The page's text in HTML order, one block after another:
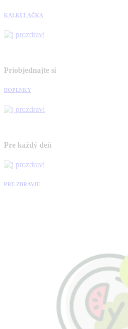
KALKULAČKA
Priobjednajte si
DOPLNKY
Pre každý deň
PRE ZDRAVIE